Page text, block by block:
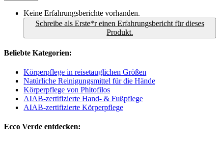
Keine Erfahrungsberichte vorhanden.
Schreibe als Erste*r einen Erfahrungsbericht für dieses
Produkt.
Beliebte Kategorien:
Körperpflege in reisetauglichen Größen
Natürliche Reinigungsmittel für die Hände
Körperpflege von Phitofilos
AIAB-zertifizierte Hand- & Fußpflege
AIAB-zertifizierte Körperpflege
Ecco Verde entdecken: